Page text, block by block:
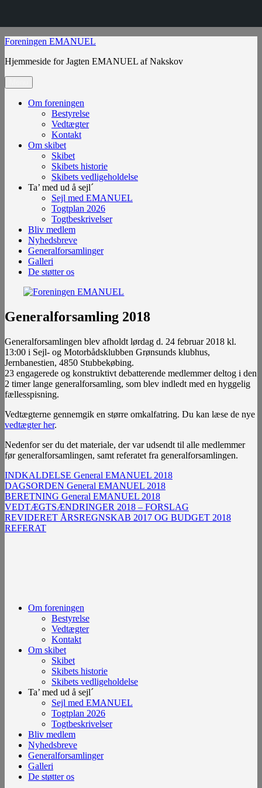
Videre
indhold
Foreningen EMANUEL
Hjemmeside for Jagten EMANUEL af Nakskov
Om foreningen
Bestyrelse
Vedtægter
Kontakt
Om skibet
Skibet
Skibets historie
Skibets vedligeholdelse
Ta’ med ud å sejl´
Sejl med EMANUEL
Togtplan 2026
Togtbeskrivelser
Bliv medlem
Nyhedsbreve
Generalforsamlinger
Galleri
De støtter os
Generalforsamling 2018
Generalforsamlingen blev afholdt lørdag d. 24 februar 2018 kl.
13:00 i Sejl- og Motorbådsklubben Grønsunds klubhus,
Jernbanestien, 4850 Stubbekøbing.
23 engagerede og konstruktivt debatterende medlemmer deltog i den
2 timer lange generalforsamling, som blev indledt med en hyggelig
fællesspisning.
Vedtægterne gennemgik en større omkalfatring. Du kan læse de nye
vedtægter her.
Nedenfor ser du det materiale, der var udsendt til alle medlemmer
før generalforsamlingen, samt referatet fra generalforsamlingen.
INDKALDELSE General EMANUEL 2018
DAGSORDEN General EMANUEL 2018
BERETNING General EMANUEL 2018
VEDTÆGTSÆNDRINGER 2018 – FORSLAG
REVIDERET ÅRSREGNSKAB 2017 OG BUDGET 2018
REFERAT
Om foreningen
Bestyrelse
Vedtægter
Kontakt
Om skibet
Skibet
Skibets historie
Skibets vedligeholdelse
Ta’ med ud å sejl´
Sejl med EMANUEL
Togtplan 2026
Togtbeskrivelser
Bliv medlem
Nyhedsbreve
Generalforsamlinger
Galleri
De støtter os